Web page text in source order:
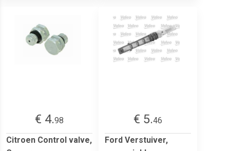
€ 4.98
Citroen Control valve,
€ 5.46
Ford Verstuiver,